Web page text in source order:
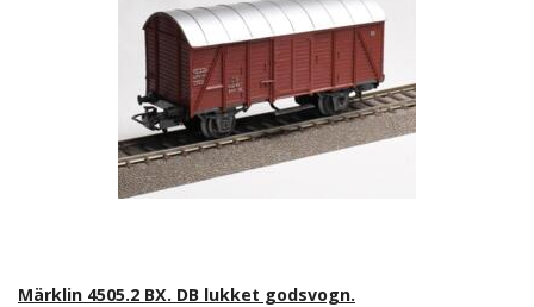
Märklin 4505.2 BX. DB lukket godsvogn.